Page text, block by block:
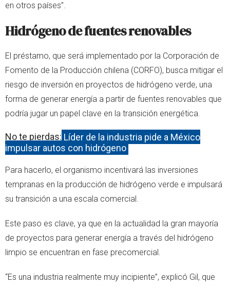
en otros países”.
Hidrógeno de fuentes renovables
El préstamo, que será implementado por la Corporación de
Fomento de la Producción chilena (CORFO), busca mitigar el
riesgo de inversión en proyectos de hidrógeno verde, una
forma de generar energía a partir de fuentes renovables que
podría jugar un papel clave en la transición energética.
No te pierdas: Líder de la industria pide a México
impulsar autos con hidrógeno
Para hacerlo, el organismo incentivará las inversiones
tempranas en la producción de hidrógeno verde e impulsará
su transición a una escala comercial.
Este paso es clave, ya que en la actualidad la gran mayoría
de proyectos para generar energía a través del hidrógeno
limpio se encuentran en fase precomercial.
“Es una industria realmente muy incipiente”, explicó Gil, que